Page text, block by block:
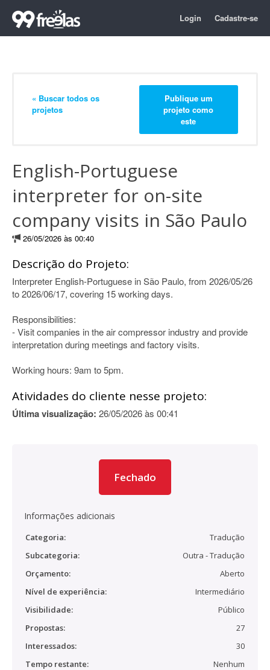
Login Cadastre-se
« Buscar todos os
projetos
Publique um
projeto como
este
English-Portuguese
interpreter for on-site
company visits in São Paulo
26/05/2026 às 00:40
Descrição do Projeto:
Interpreter English-Portuguese in São Paulo, from 2026/05/26
to 2026/06/17, covering 15 working days.
Responsibilities:
- Visit companies in the air compressor industry and provide
interpretation during meetings and factory visits.
Working hours: 9am to 5pm.
Atividades do cliente nesse projeto:
Última visualização: 26/05/2026 às 00:41
Fechado
Informações adicionais
Categoria:
Tradução
Subcategoria:
Outra - Tradução
Orçamento:
Aberto
Nível de experiência:
Intermediário
Visibilidade:
Público
Propostas:
27
Interessados:
30
Tempo restante:
Nenhum